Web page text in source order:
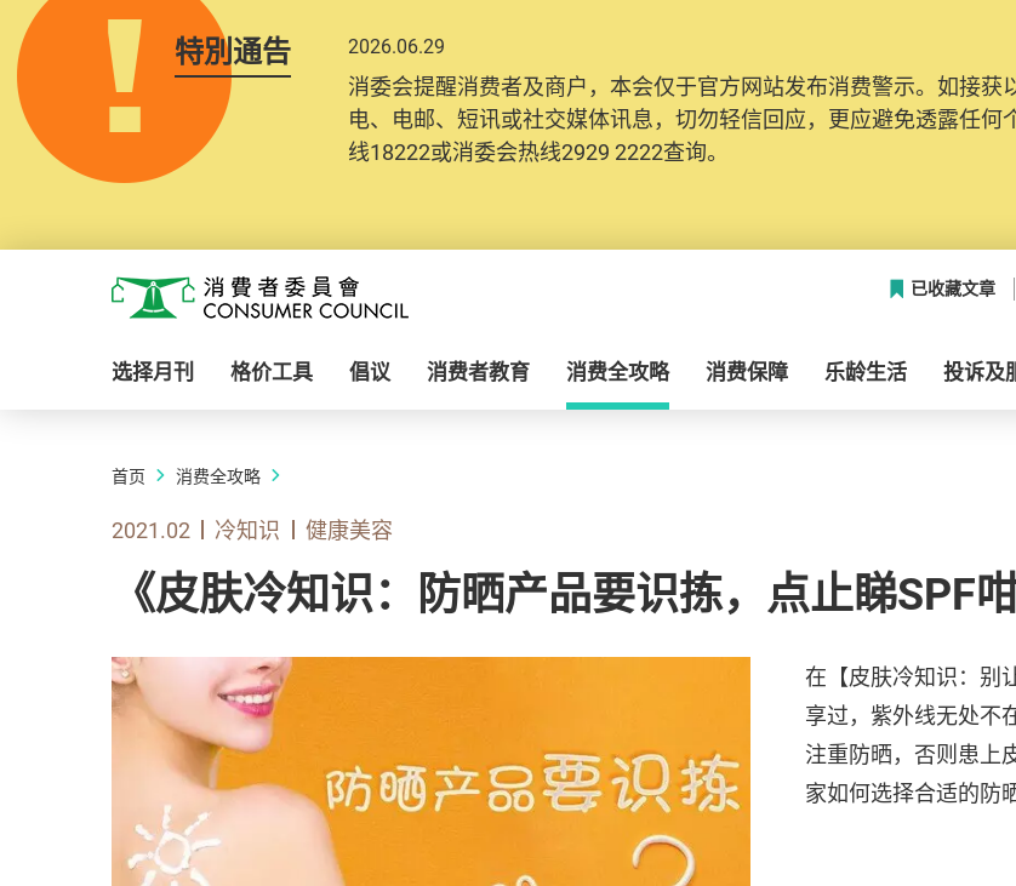
特別通告 2026.06.29
消委会提醒消费者及商户，本会仅于官方网站发布消费警示。如接
电、电邮、短讯或社交媒体讯息，切勿轻信回应，更应避免透露任
线18222或消委会热线2929 2222查询。
消费者委员会
已收藏文章
选择月刊 格价工具 倡议 消费者教育 消费全攻略 消费保障 乐龄生活 投诉及
首页 消费全攻略
2021.02 冷知识 健康美容
《皮肤冷知识：防晒产品要识拣，点止睇SPF
在【皮肤冷知识：别
享过，紫外线无处不
注重防晒，否则患上
家如何选择合适的防